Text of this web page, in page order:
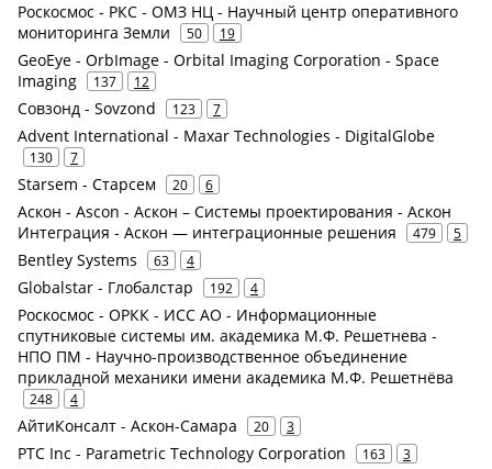
Роскосмос - РКС - ОМЗ НЦ - Научный центр оперативного
мониторинга Земли
50 19
GeoEye - OrbImage - Orbital Imaging Corporation - Space
Imaging
137 12
Совзонд - Sovzond 123 7
Advent International - Maxar Technologies - DigitalGlobe
130 7
Starsem - Старсем 20 6
Аскон - Ascon - Аскон – Системы проектирования - Аскон
Интеграция - Аскон — интеграционные решения
479 5
Bentley Systems 63 4
Globalstar - Глобалстар 192 4
Роскосмос - ОРКК - ИСС АО - Информационные
спутниковые системы им. академика М.Ф. Решетнева -
НПО ПМ - Научно-производственное объединение
прикладной механики имени академика М.Ф. Решетнёва
248 4
АйтиКонсалт - Аскон-Самара 20 3
PTC Inc - Parametric Technology Corporation 163 3